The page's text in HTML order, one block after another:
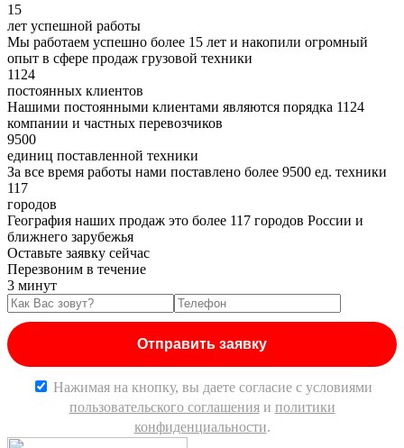
15
лет успешной работы
Мы работаем успешно более 15 лет и накопили огромный
опыт в сфере продаж грузовой техники
1124
постоянных клиентов
Нашими постоянными клиентами являются порядка 1124
компании и частных перевозчиков
9500
единиц поставленной техники
За все время работы нами поставлено более 9500 ед. техники
117
городов
География наших продаж это более 117 городов России и
ближнего зарубежья
Оставьте заявку сейчас
Перезвоним в течение
3 минут
Нажимая на кнопку, вы даете согласие c условиями
пользовательского соглашенияи политики
конфиденциальности.